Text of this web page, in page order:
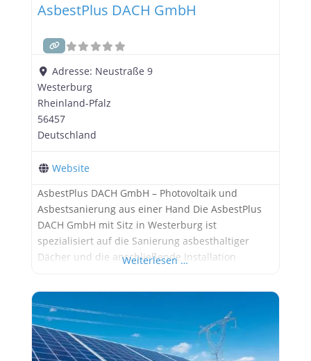
AsbestPlus DACH GmbH
Adresse: Neustraße 9
Westerburg
Rheinland-Pfalz
56457
Deutschland
Website
AsbestPlus DACH GmbH – Photovoltaik und
Asbestsanierung aus einer Hand Die AsbestPlus
DACH GmbH mit Sitz in Westerburg ist
spezialisiert auf die Sanierung asbesthaltiger
Dächer und die anschließende Installation
bietet Eigentümern eine attraktive Möglichkeit:
Die kostenfreie Asbestsanierung inklusive neuer
Dachhaut wird mit einer PV-Anlage kombiniert, die
langfristig grünen Strom liefert und Einnahmen
generiert. Besonders für Industrie-
Weiterlesen …